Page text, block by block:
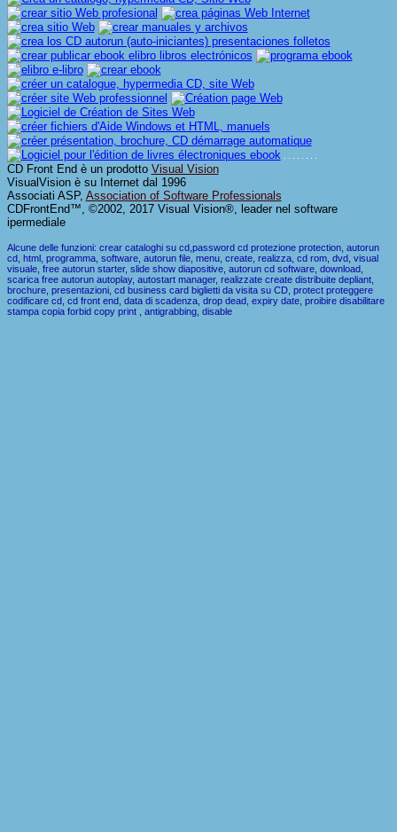
CD Front End è un prodotto Visual Vision
VisualVision è su Internet dal 1996
Associati ASP, Association of Software Professionals
CDFrontEnd™, ©2002, 2017 Visual Vision®, leader nel software
ipermediale
Alcune delle funzioni: crear cataloghi su cd,password cd protezione protection, autorun
cd, html, programma, software, autorun file, menu, create, realizza, cd rom, dvd, visual
visuale, free autorun starter, slide show diapositive, autorun cd software, download,
scarica free autorun autoplay, autostart manager, realizzate create distribuite depliant,
brochure, presentazioni, cd business card biglietti da visita su CD, protect proteggere
codificare cd, cd front end, data di scadenza, drop dead, expiry date, proibire disabilitare
stampa copia forbid copy print , antigrabbing, disable